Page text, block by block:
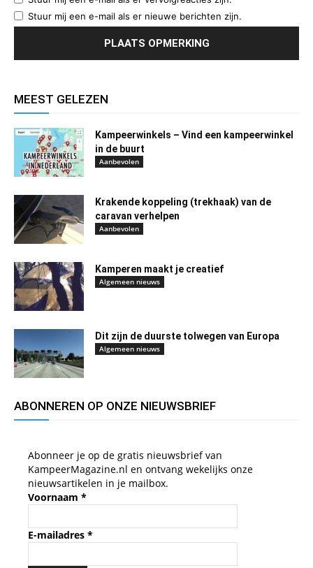
Stuur mij een e-mail als er nieuwe berichten zijn.
MEEST GELEZEN
Kampeerwinkels – Vind een kampeerwinkel
in de buurt
Aanbevolen
Krakende koppeling (trekhaak) van de
caravan verhelpen
Aanbevolen
Kamperen maakt je creatief
Algemeen nieuws
Dit zijn de duurste tolwegen van Europa
Algemeen nieuws
ABONNEREN OP ONZE NIEUWSBRIEF
Abonneer je op de gratis nieuwsbrief van
KampeerMagazine.nl en ontvang wekelijks onze
nieuwsartikelen in je mailbox.
Voornaam *
E-mailadres *